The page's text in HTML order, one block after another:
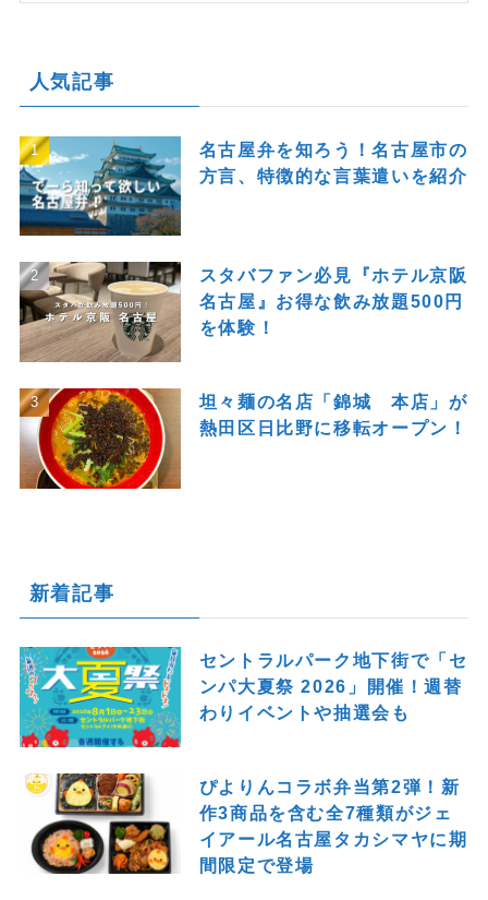
人気記事
名古屋弁を知ろう！名古屋市の
方言、特徴的な言葉遣いを紹介
スタバファン必見『ホテル京阪
名古屋』お得な飲み放題500円
を体験！
坦々麺の名店「錦城 本店」が
熱田区日比野に移転オープン！
新着記事
セントラルパーク地下街で「セ
ンパ大夏祭 2026」開催！週替
わりイベントや抽選会も
ぴよりんコラボ弁当第2弾！新
作3商品を含む全7種類がジェ
イアール名古屋タカシマヤに期
間限定で登場